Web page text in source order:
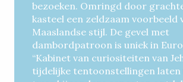
bezoeken. Omringd door
kasteel een zeldzaam voorbeeld
Maaslandse stijl. De gevel met
dambordpatroon is uniek in
“Kabinet van curiositeiten van
tijdelijke tentoonstellingen laten